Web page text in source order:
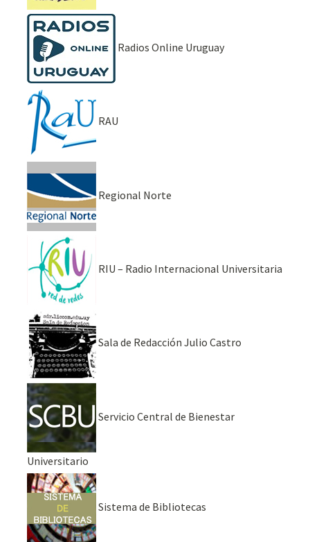
Radios Online Uruguay
RAU
Regional Norte
RIU – Radio Internacional Universitaria
Sala de Redacción Julio Castro
Servicio Central de Bienestar
Universitario
Sistema de Bibliotecas